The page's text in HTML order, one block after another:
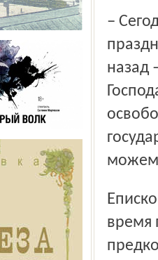
– Сегодня великий день и большой православный
назад
можем
Епископ Вениамин в своём слове отметил, что Смутное
время